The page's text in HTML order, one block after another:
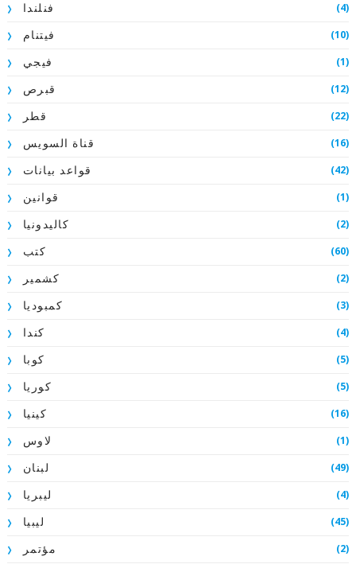
فنلندا (4)
فيتنام (10)
فيجي (1)
قبرص (12)
قطر (22)
قناة السويس (16)
قواعد بيانات (42)
قوانين (1)
كاليدونيا (2)
كتب (60)
كشمير (2)
كمبوديا (3)
كندا (4)
كوبا (5)
كوريا (5)
كينيا (16)
لاوس (1)
لبنان (49)
ليبريا (4)
ليبيا (45)
مؤتمر (2)